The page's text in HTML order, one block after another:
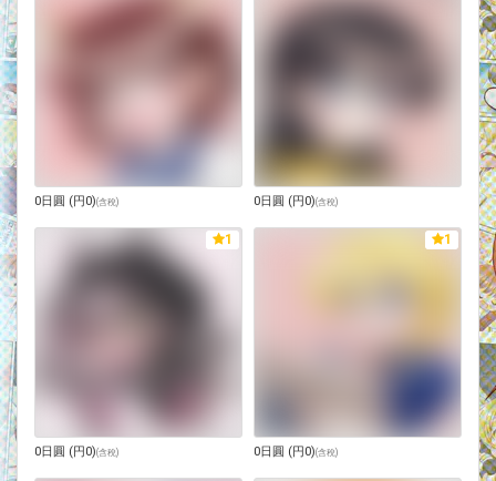
0日圓 (円0)(含稅) 0日圓 (円0)(含稅)
1
0日圓 (円0)(含稅)
1
0日圓 (円0)(含稅)